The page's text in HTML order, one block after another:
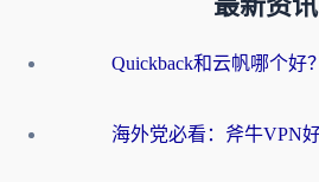
最新资讯